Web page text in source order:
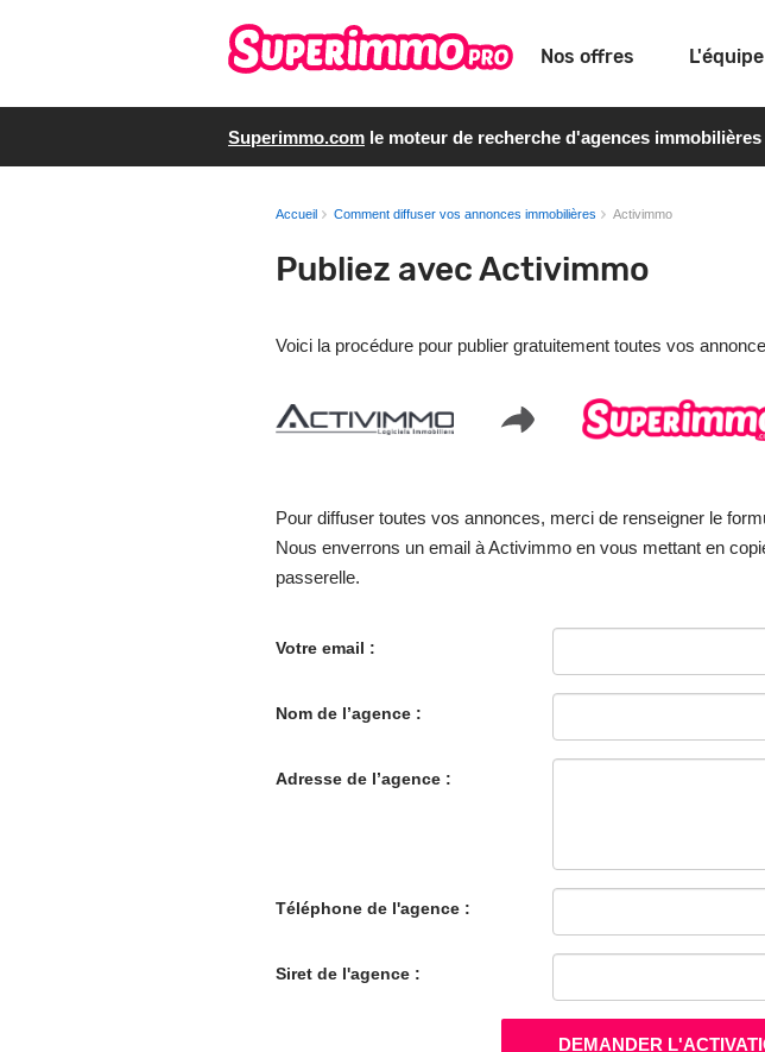
Nos offres L'équipe
Superimmo.com le moteur de recherche d'agences immobilières
Accueil Comment diffuser vos annonces immobilières Activimmo
Publiez avec Activimmo
Voici la procédure pour publier gratuitement toutes vos
Pour diffuser toutes vos annonces, merci de renseigner le
Nous enverrons un email à Activimmo en vous mettant en
passerelle.
Votre email :
Nom de l’agence :
Adresse de l’agence :
Téléphone de l'agence :
Siret de l'agence :
DEMANDER